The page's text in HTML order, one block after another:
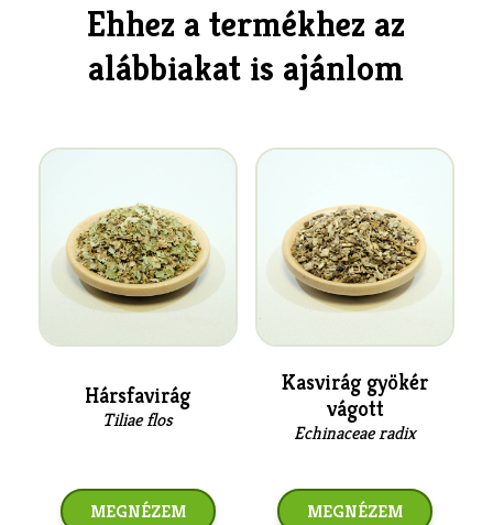
Ehhez a termékhez az
alábbiakat is ajánlom
Hársfavirág
Tiliae flos
MEGNÉZEM
Kasvirág gyökér
vágott
Echinaceae radix
MEGNÉZEM